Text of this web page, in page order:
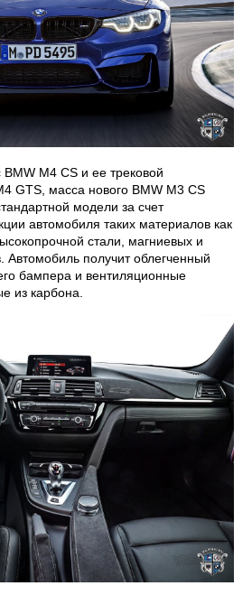
BMW M4 CS и ее трековой
GTS, масса нового BMW M3 CS
модели за счет
автомобиля таких материалов как
стали, магниевых и
получит облегченный
бампера и вентиляционные
из карбона.